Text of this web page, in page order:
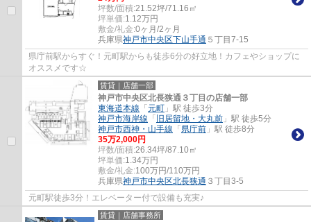
坪数/面積:21.52坪/71.16㎡
坪単価:1.12万円
敷金/礼金:0ヶ月/2ヶ月
兵庫県神戸市中央区下山手通 ５丁目7-15
県庁前駅からすぐ！元町駅からも徒歩6分の好立地！カフェやショップに
オススメです☆
賃貸｜店舗一部
神戸市中央区北長狭通３丁目の店舗一部
東海道本線 「 元町 」駅 徒歩3分
神戸市海岸線 「 旧居留地・大丸前 」駅 徒歩5分
神戸市西神・山手線 「 県庁前 」駅 徒歩8分
35万2,000円
坪数/面積:26.34坪/87.10㎡
坪単価:1.34万円
敷金/礼金:100万円/110万円
兵庫県神戸市中央区北長狭通 ３丁目3-5
元町駅徒歩3分！エレベーター付で設備も充実♪
賃貸｜店舗事務所